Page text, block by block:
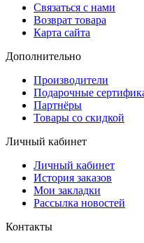
Связаться с нами
Возврат товара
Карта сайта
Дополнительно
Производители
Подарочные
Партнёры
Товары со скидкой
Личный кабинет
Личный кабинет
История заказов
Мои закладки
Рассылка новостей
Контакты